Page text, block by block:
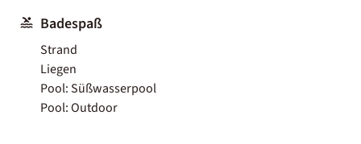
Badespaß
Strand
Liegen
Pool: Süßwasserpool
Pool: Outdoor